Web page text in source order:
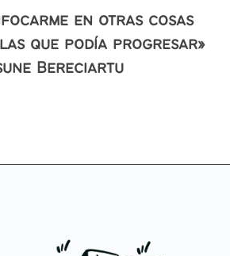
en otras cosas
que podía progresar»
Bereciartu